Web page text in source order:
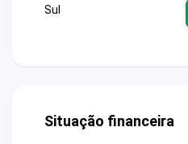
Sul
Situação financeira